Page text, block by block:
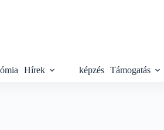
Hírek képzés Támogatás